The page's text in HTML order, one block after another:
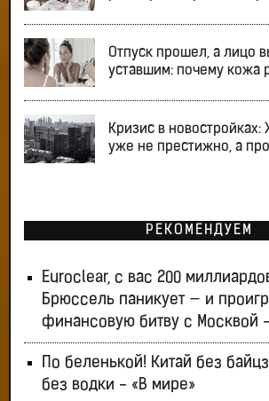
Отпуск прошел, а лицо
уставшим: почему кожа
Кризис в новостройках:
уже не престижно, а
РЕКОМЕНДУЕМ
Euroclear, с вас 200
Брюссель паникует — и
финансовую битву с Москвой
По беленькой! Китай без
без водки - «В мире»